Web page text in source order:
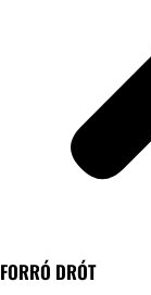
FORRÓ DRÓT